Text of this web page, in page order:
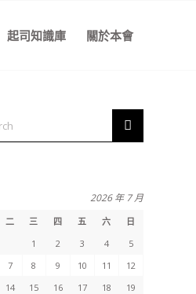
起司知識庫 關於本會
2026 年 7 月
二 三 四 五 六
日
1
2 3 4
5
7 8 9 10 11
12
14 15 16 17 18
19